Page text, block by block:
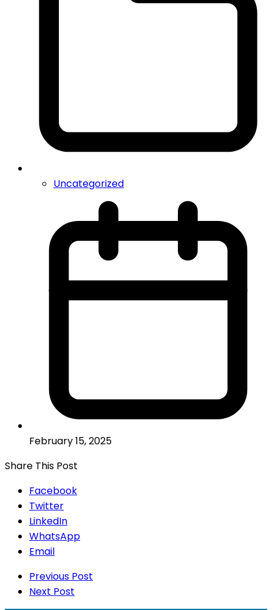
Uncategorized
February 15, 2025
Share This Post
Facebook
Twitter
LinkedIn
WhatsApp
Email
Previous Post
Next Post